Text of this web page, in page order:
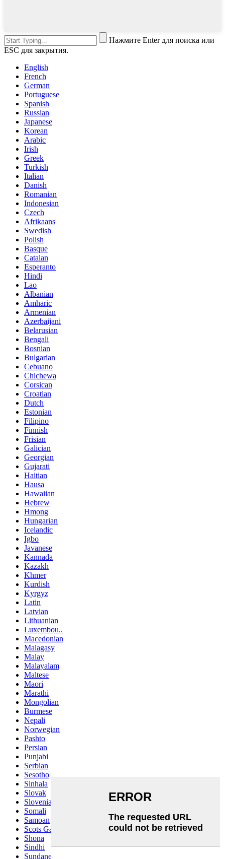
Нажмите Enter для поиска или
ESC для закрытия.
English
French
German
Portuguese
Spanish
Russian
Japanese
Korean
Arabic
Irish
Greek
Turkish
Italian
Danish
Romanian
Indonesian
Czech
Afrikaans
Swedish
Polish
Basque
Catalan
Esperanto
Hindi
Lao
Albanian
Amharic
Armenian
Azerbaijani
Belarusian
Bengali
Bosnian
Bulgarian
Cebuano
Chichewa
Corsican
Croatian
Dutch
Estonian
Filipino
Finnish
Frisian
Galician
Georgian
Gujarati
Haitian
Hausa
Hawaiian
Hebrew
Hmong
Hungarian
Icelandic
Igbo
Javanese
Kannada
Kazakh
Khmer
Kurdish
Kyrgyz
Latin
Latvian
Lithuanian
Luxembou..
Macedonian
Malagasy
Malay
Malayalam
Maltese
Maori
Marathi
Mongolian
Burmese
Nepali
Norwegian
Pashto
Persian
Punjabi
Serbian
Sesotho
Sinhala
Slovak
Slovenian
Somali
Samoan
Scots Gaelic
Shona
Sindhi
Sundanese